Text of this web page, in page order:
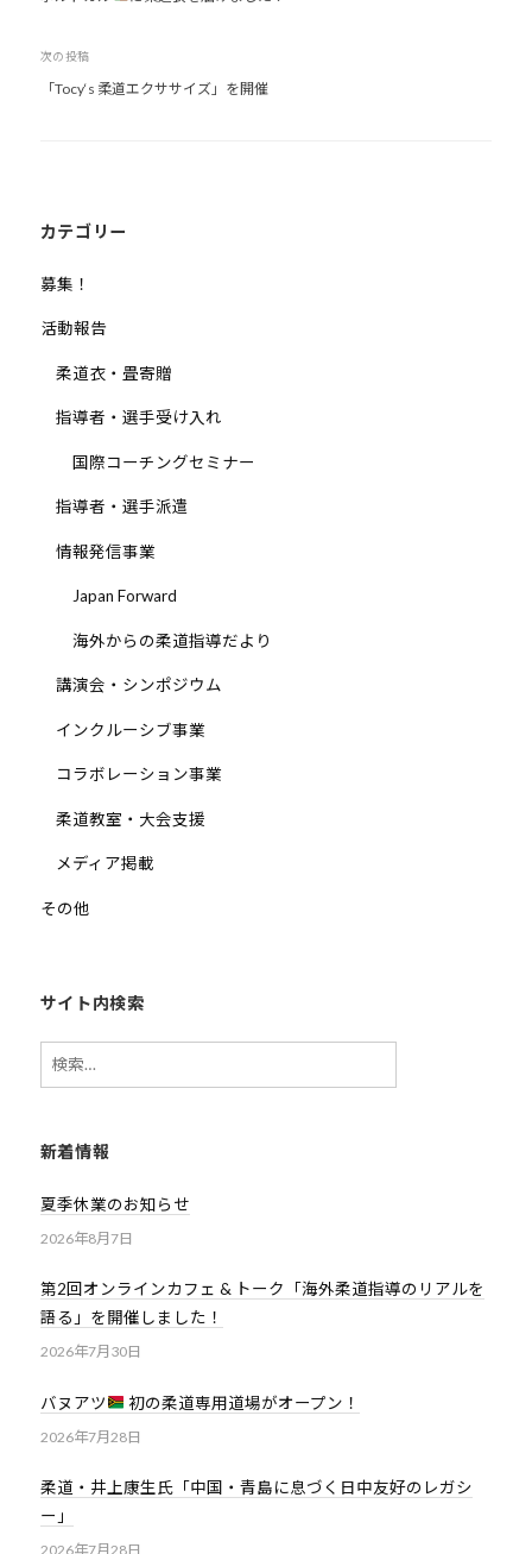
ビ
ゲ
ン
次の投稿
「Tocy‘s 柔道エクササイズ」を開催
カテゴリー
募集！
活動報告
柔道衣・畳寄贈
指導者・選手受け入れ
国際コーチングセミナー
指導者・選手派遣
情報発信事業
Japan Forward
海外からの柔道指導だより
講演会・シンポジウム
インクルーシブ事業
コラボレーション事業
柔道教室・大会支援
メディア掲載
その他
サイト内検索
検
索:
新着情報
夏季休業のお知らせ
2026年8月7日
第2回オンラインカフェ & トーク「海外柔道指導のリアルを
語る」を開催しました！
2026年7月30日
バヌアツ 初の柔道専用道場がオープン！
2026年7月28日
柔道・井上康生氏「中国・青島に息づく日中友好のレガシ
ー」
2026年7月28日